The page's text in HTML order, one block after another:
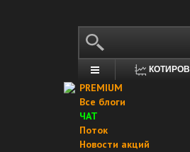
PREMIUM
Все блоги
ЧАТ
Поток
Новости акций